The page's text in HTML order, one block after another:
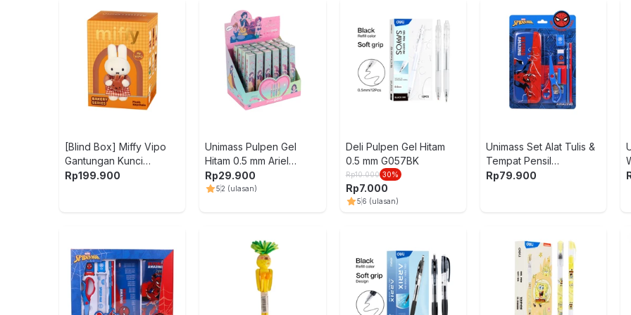
[Blind Box] Miffy Vipo
Gantungan Kunci
Boneka Plush Bakery
Rp199.900
Unimass Pulpen Gel
Hitam 0.5 mm Ariel
Random
Rp29.900
52 (ulasan)
Deli Pulpen Gel Hitam
0.5 mm G057BK
Rp10.000 30%
Rp7.000
5 6 (ulasan)
Unimass Set Alat Tulis &
Tempat Pensil
Spiderman V1 -
Rp79.900